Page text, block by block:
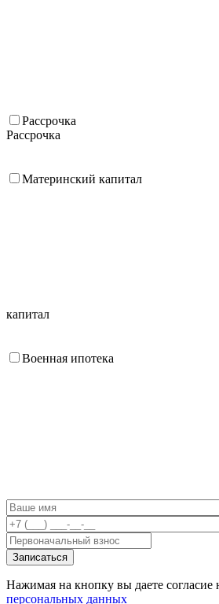
Рассрочка
Рассрочка
Материнский капитал
капитал
Военная ипотека
Нажимая на кнопку вы даете согласие
персональных данных